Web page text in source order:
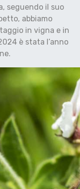
seguendo il suo
abbiamo
in vigna e in
è stata l’anno